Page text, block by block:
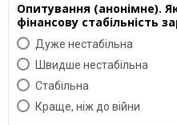
Опитування (анонімне).
фінансову стабільність
Дуже нестабільна
Швидше нестабільна
Cтабільна
Краще, ніж до війни